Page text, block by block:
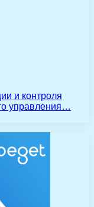
и контроля
управления…